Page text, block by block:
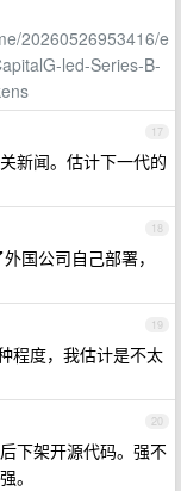
20260526953416/e
led-Series-B-
17
新闻。估计下一代的
18
国公司自己部署，
19
程度，我估计是不太
20
下架开源代码。强不
。